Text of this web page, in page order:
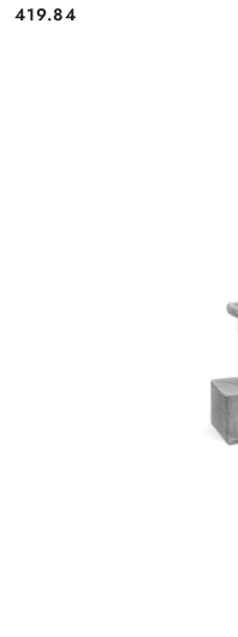
Cena:
419.84